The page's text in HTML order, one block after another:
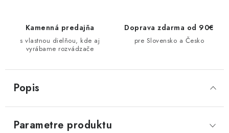
Obchodné podmienky
Ochrana osobných údajov
Kamenná predajňa
s vlastnou dielňou, kde aj
vyrábame rozvádzače
Doprava zdarma od 90€
pre Slovensko a Česko
Popis
Parametre produktu